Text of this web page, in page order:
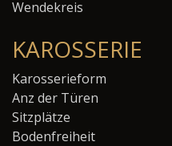
Wendekreis
KAROSSERIE
Karosserieform
Anz der Türen
Sitzplätze
Bodenfreiheit